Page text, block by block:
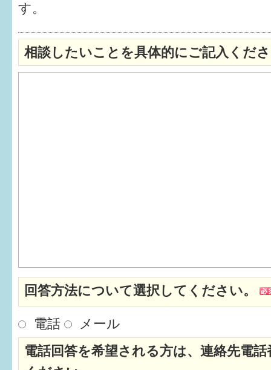
す。
相談したいことを具体的にご記入くだ
回答方法について選択してください。
電話
メール
電話回答を希望される方は、連絡先電
1歳〜3歳
3歳〜就学前
就学後〜
子育て情報誌「ほっと」
食育
福井市図書館オススメの本